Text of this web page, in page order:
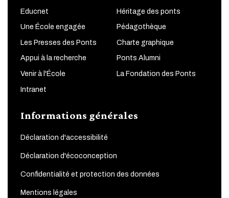
Educnet Héritage des ponts
Une École engagée Pédagothèque
Les Presses des Ponts Charte graphique
Appui à la recherche Ponts Alumni
Venir à l'École La Fondation des Ponts
Intranet
Informations générales
Déclaration d'accessibilité
Déclaration d'écoconception
Confidentialité et protection des données
Mentions légales